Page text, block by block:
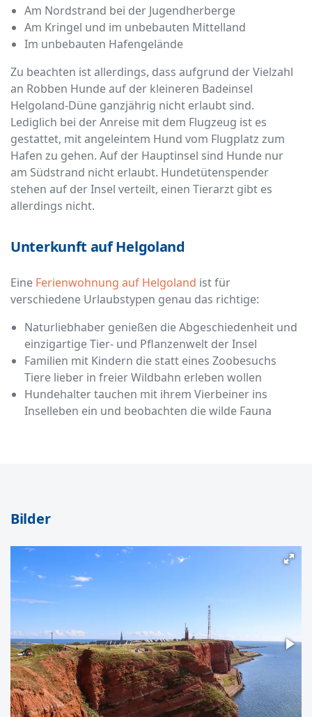
Am Nordstrand bei der Jugendherberge
Am Kringel und im unbebauten Mittelland
Im unbebauten Hafengelände
Zu beachten ist allerdings, dass aufgrund der Vielzahl
an Robben Hunde auf der kleineren Badeinsel
Helgoland-Düne ganzjährig nicht erlaubt sind.
Lediglich bei der Anreise mit dem Flugzeug ist es
gestattet, mit angeleintem Hund vom Flugplatz zum
Hafen zu gehen. Auf der Hauptinsel sind Hunde nur
am Südstrand nicht erlaubt. Hundetütenspender
stehen auf der Insel verteilt, einen Tierarzt gibt es
allerdings nicht.
Unterkunft auf Helgoland
Eine Ferienwohnung auf Helgoland ist für
verschiedene Urlaubstypen genau das richtige:
Naturliebhaber genießen die Abgeschiedenheit und
einzigartige Tier- und Pflanzenwelt der Insel
Familien mit Kindern die statt eines Zoobesuchs
Tiere lieber in freier Wildbahn erleben wollen
Hundehalter tauchen mit ihrem Vierbeiner ins
Inselleben ein und beobachten die wilde Fauna
Bilder